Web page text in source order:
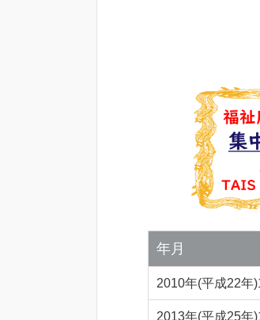
年月
2010年(平成22年
2013年(平成25年